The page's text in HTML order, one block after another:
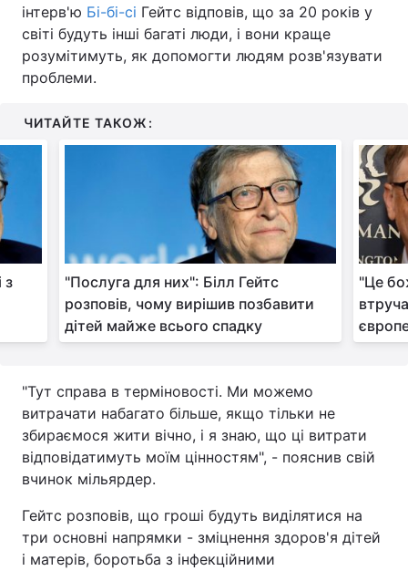
інтерв'ю Бі-бі-сі Гейтс відповів, що за 20 років у
світі будуть інші багаті люди, і вони краще
розумітимуть, як допомогти людям розв'язувати
проблеми.
ЧИТАЙТЕ ТАКОЖ:
з
"Послуга для них": Білл Гейтс
розповів, чому вирішив позбавити
дітей майже всього спадку
"Це
"Тут справа в терміновості. Ми можемо
витрачати набагато більше, якщо тільки не
збираємося жити вічно, і я знаю, що ці витрати
відповідатимуть моїм цінностям", - пояснив свій
вчинок мільярдер.
Гейтс розповів, що гроші будуть виділятися на
три основні напрямки - зміцнення здоров'я дітей
і матерів, боротьба з інфекційними